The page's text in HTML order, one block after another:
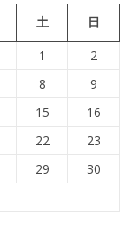
土 日
1
2
8
9
15
16
22
23
29
30